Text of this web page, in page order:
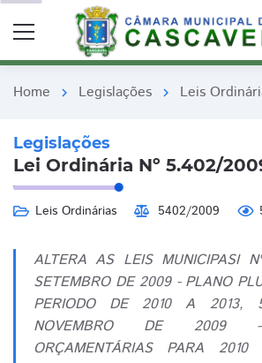
Home chevron_right Legislações chevron_right Leis
Legislações
Lei Ordinária Nº 5.402/
Leis Ordinárias 5402/2009
ALTERA AS LEIS MUNICIPASI
SETEMBRO DE 2009 - PLANO
PERIODO DE 2010 A 2013,
NOVEMBRO DE 2009 -
ORÇAMENTÁRIAS PARA